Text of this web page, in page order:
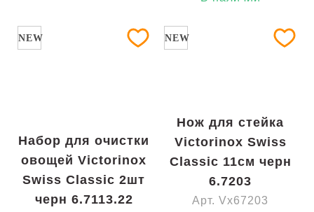
NEW
Набор для очистки
овощей Victorinox
Swiss Classic 2шт
черн 6.7113.22
NEW
Нож для стейка
Victorinox Swiss
Classic 11см черн
6.7203
Арт. Vx67203